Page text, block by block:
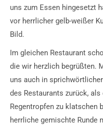
uns zum Essen hingesetzt
vor herrlicher gelb-weißer
Bild.
Im gleichen Restaurant
die wir herzlich begrüßten.
uns auch in
des Restaurants zurück,
Regentropfen zu klatschen
herrliche gemischte Runde